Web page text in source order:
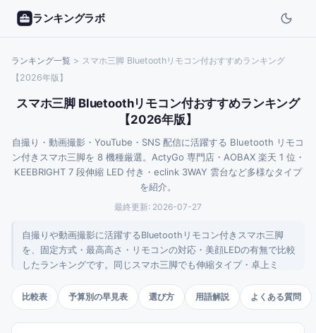
ランキングラボ
ランキング一覧 > スマホ三脚 Bluetoothリモコン付おすすめランキング
【2026年版】
スマホ三脚 Bluetoothリモコン付おすすめランキング
【2026年版】
自撮り・動画撮影・YouTube・SNS 配信に活躍する Bluetooth リモコ
ン付きスマホ三脚を 8 機種厳選。ActyGo 専門店・AOBAX 楽天 1 位・
KEEBRIGHT 7 段伸縮 LED 付き・eclink 3WAY 雲台など多様なタイプ
を紹介。
最終更新: 2026-07-27
自撮りや動画撮影に活躍するBluetoothリモコン付きスマホ三脚
を、固定方式・最高高さ・リモコンの対応・美顔LEDの有無で比較
したランキングです。同じスマホ三脚でも伸縮タイプ・卓上ミ
を先に決めてから選ぶのが要点です。
比較表 予算別の早見表 選び方 用語解説 よくある質問